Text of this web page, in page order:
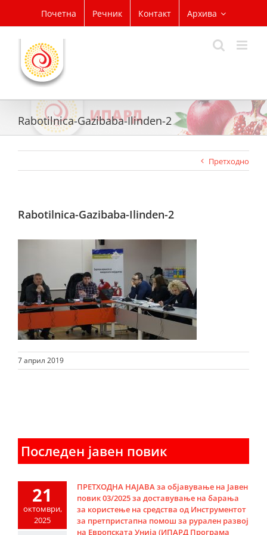
content
Почетна Речник Контакт Архива
Rabotilnica-Gazibaba-Ilinden-2
Претходно
Rabotilnica-Gazibaba-Ilinden-2
7 април 2019
Последен јавен повик
21
октомври,
2025
ПРЕТХОДНА НАЈАВА за објавување на Јавен
повик 03/2025 за доставување на барања
за користење на средства од Инструментот
за претпристапна помош за рурален развој
на Европската Унија (ИПАРД Програма